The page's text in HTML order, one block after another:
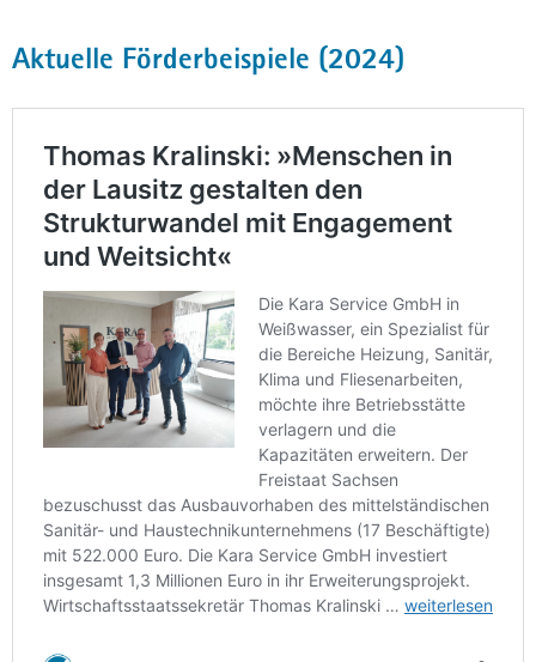
Aktuelle Förderbeispiele (2024)